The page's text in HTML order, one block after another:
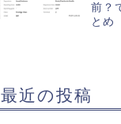
前？
とめ
最近の投稿